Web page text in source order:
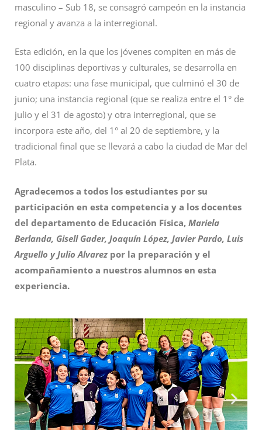
masculino – Sub 18, se consagró campeón en la instancia
regional y avanza a la interregional.
Esta edición, en la que los jóvenes compiten en más de
100 disciplinas deportivas y culturales, se desarrolla en
cuatro etapas: una fase municipal, que culminó el 30 de
junio; una instancia regional (que se realiza entre el 1° de
julio y el 31 de agosto) y otra interregional, que se
incorpora este año, del 1° al 20 de septiembre, y la
tradicional final que se llevará a cabo la ciudad de Mar del
Plata.
Agradecemos a todos los estudiantes por su
participación en esta competencia y a los docentes
del departamento de Educación Física, Mariela
Berlanda, Gisell Gader, Joaquín López, Javier Pardo, Luis
Arguello y Julio Alvarez por la preparación y el
acompañamiento a nuestros alumnos en esta
experiencia.